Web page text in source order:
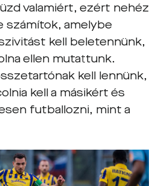
valamiért, ezért nehéz
számítok, amelybe
kell beletennünk,
ellen mutattunk.
kell lennünk,
kell a másikért és
futballozni, mint a